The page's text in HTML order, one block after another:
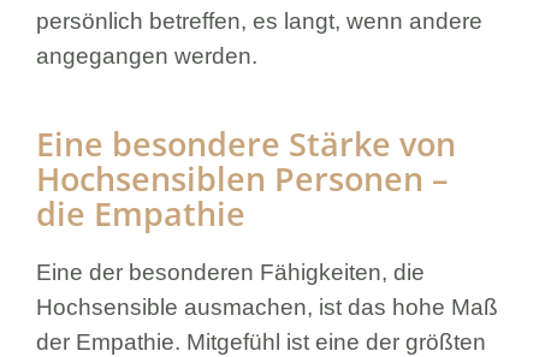
persönlich betreffen, es langt, wenn andere
angegangen werden.
Eine besondere Stärke von
Hochsensiblen Personen –
die Empathie
Eine der besonderen Fähigkeiten, die
Hochsensible ausmachen, ist das hohe Maß
der Empathie. Mitgefühl ist eine der größten